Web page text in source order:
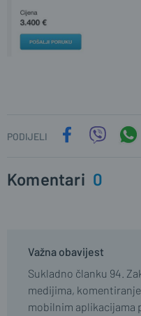
PODIJELI
Komentari 0
Važna obavijest
Sukladno članku 94.
medijima,
mobilnim